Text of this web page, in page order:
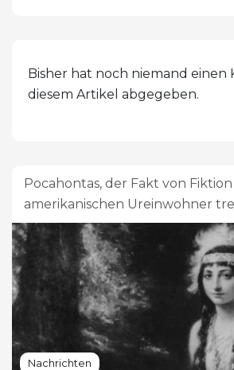
Bisher hat noch niemand einen
diesem Artikel abgegeben.
Pocahontas, der Fakt von
amerikanischen Ureinwohner
Nachrichten